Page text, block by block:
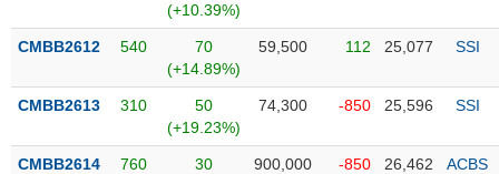
quan
dịch
chính
(+10.39%)
CMBB2612 540
70
(+14.89%)
59,500 112 25,077 SSI
CMBB2613 310
50
(+19.23%)
74,300 -850 25,596 SSI
CMBB2614 760
30
900,000 -850 26,462 ACBS
VS-
SECTOR